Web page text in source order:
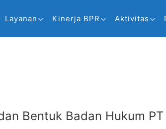
Layanan Kinerja BPR Aktivitas
Bentuk Badan Hukum PT